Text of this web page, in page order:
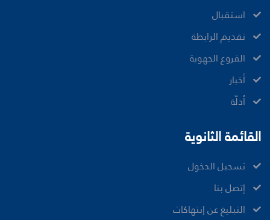
ﺍﺳﺘﻘﺒﺎﻝ
ﺗﻘﺪﻳﻢ ﺍﻟﺮﺍﺑﻄﺔ
الفروع الجهوية
ﺃﺧﺒﺎﺭ
أدلّة
القائمة الثانوية
تسجيل الدخول
إتصل بنا
ﺍﻟﺘﺒﻠﻴﻎ ﻋﻦ ﺇﻧﺘﻬﺎﻛﺎﺕ